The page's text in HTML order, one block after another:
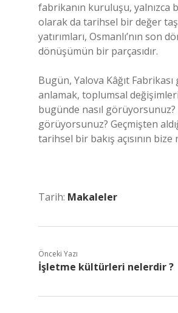
fabrikanın kuruluşu, yalnızca
olarak da tarihsel bir değer
yatırımları, Osmanlı’nın
dönüşümün bir parçasıdır.
Bugün, Yalova Kâğıt
anlamak, toplumsal
bugünde nasıl
görüyorsunuz? Geçmişten
tarihsel bir bakış açısının
Tarih: Makaleler
Önceki Yazı
İşletme kültürleri nelerdir ?